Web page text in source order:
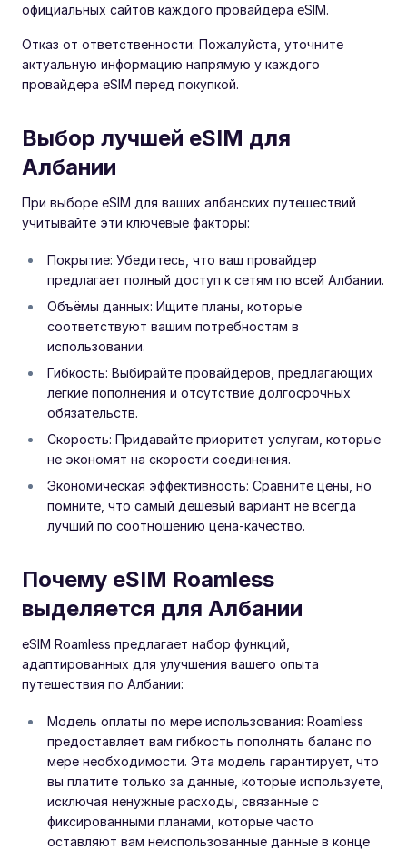
официальных сайтов каждого провайдера eSIM.
Отказ от ответственности: Пожалуйста, уточните
актуальную информацию напрямую у каждого
провайдера eSIM перед покупкой.
Выбор лучшей eSIM для
Албании
При выборе eSIM для ваших албанских путешествий
учитывайте эти ключевые факторы:
Покрытие: Убедитесь, что ваш провайдер
предлагает полный доступ к сетям по всей Албании.
Объёмы данных: Ищите планы, которые
соответствуют вашим потребностям в
использовании.
Гибкость: Выбирайте провайдеров, предлагающих
легкие пополнения и отсутствие долгосрочных
обязательств.
Скорость: Придавайте приоритет услугам, которые
не экономят на скорости соединения.
Экономическая эффективность: Сравните цены, но
помните, что самый дешевый вариант не всегда
лучший по соотношению цена-качество.
Почему eSIM Roamless
выделяется для Албании
eSIM Roamless предлагает набор функций,
адаптированных для улучшения вашего опыта
путешествия по Албании:
Модель оплаты по мере использования: Roamless
предоставляет вам гибкость пополнять баланс по
мере необходимости. Эта модель гарантирует, что
вы платите только за данные, которые используете,
исключая ненужные расходы, связанные с
фиксированными планами, которые часто
оставляют вам неиспользованные данные в конце